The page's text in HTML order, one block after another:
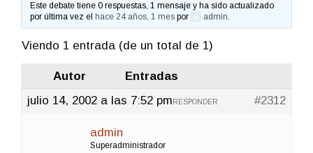
Este debate tiene 0 respuestas, 1 mensaje y ha sido actualizado
por última vez elhace 24 años, 1 mes por admin
Viendo 1 entrada (de un total de 1)
Autor
Entradas
julio 14, 2002 a las 7:52 pm
#2312
RESPONDER
admin
Superadministrador